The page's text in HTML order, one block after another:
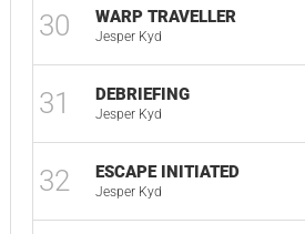
30 WARP TRAVELLER
Jesper Kyd
31 DEBRIEFING
Jesper Kyd
32 ESCAPE INITIATED
Jesper Kyd